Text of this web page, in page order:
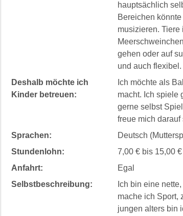
hauptsächlich
Bereichen
musizieren.
gehen oder auf
und auch flexibel.
Deshalb möchte ich
Kinder betreuen:
Ich möchte als
macht. Ich spiele
gerne selbst
freue mich
Sprachen:
Deutsch
Stundenlohn:
7,00 € bis 15,00 €
Anfahrt:
Egal
Selbstbeschreibung:
Ich bin eine
mache ich Sport,
jungen alters bin